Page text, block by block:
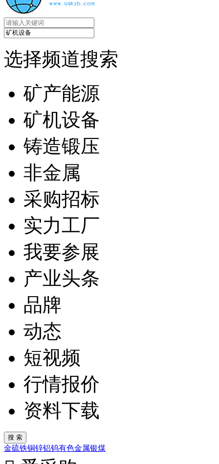
选择频道搜索
矿产能源
矿机设备
铸造锻压
非金属
采购招标
实力工厂
我要参展
产业头条
品牌
动态
短视频
行情报价
资料下载
金硫铁铜锌铝钨有色金属银煤